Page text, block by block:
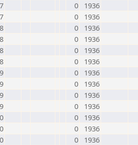
0
1936
0
1936
0
1936
0
1936
0
1936
0
1936
0
1936
0
1936
0
1936
0
1936
0
1936
0
1936
0
1936